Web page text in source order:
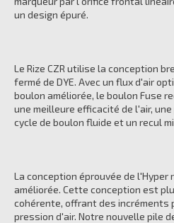
un design épuré.
Le Rize CZR utilise la conception
fermé de DYE. Avec un flux d'air
boulon améliorée, le boulon Fuse
une meilleure efficacité de l'air,
cycle de boulon fluide et un recul
La conception éprouvée de
améliorée. Cette conception est
cohérente, offrant des incréments
pression d'air. Notre nouvelle pile